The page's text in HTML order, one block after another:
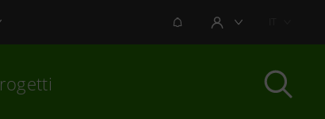
NOTIFICHEAREA UTENTE